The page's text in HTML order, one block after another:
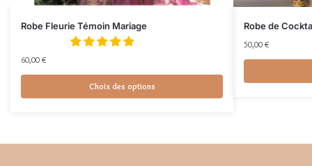
Robe Fleurie Témoin Mariage
60,00 €
Choix des options
Robe de
50,00 €